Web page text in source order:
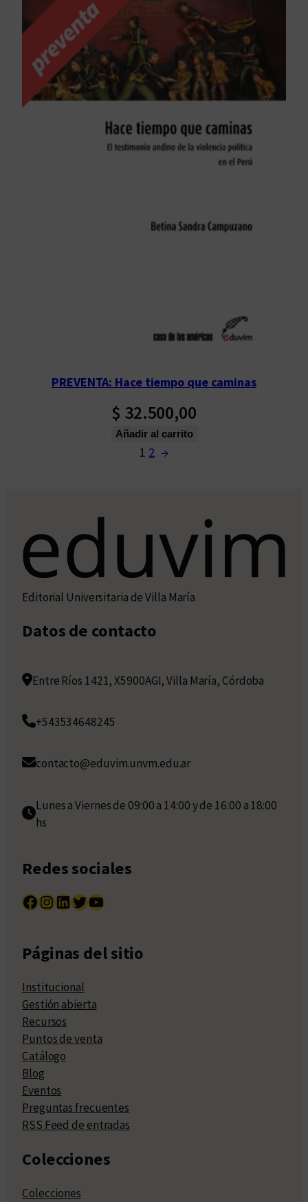
PREVENTA: Hace tiempo que caminas
$ 32.500,00
Añadir al carrito
1 2 →
Editorial Universitaria de Villa María
Datos de contacto
Entre Ríos 1421, X5900AGI, Villa María, Córdoba
+543534648245
contacto@eduvim.unvm.edu.ar
Lunes a Viernes de 09:00 a 14:00 y de 16:00 a 18:00
hs
Redes sociales
Facebook InstagramLinkedIn Twitter YouTube
Páginas del sitio
Institucional
Gestión abierta
Recursos
Puntos de venta
Catálogo
Blog
Eventos
Preguntas frecuentes
RSS Feed de entradas
Colecciones
Colecciones